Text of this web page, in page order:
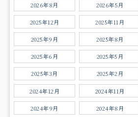
2026年8月 2026年5月
2025年12月 2025年11月
2025年9月 2025年8月
2025年6月 2025年5月
2025年3月 2025年2月
2024年12月 2024年11月
2024年9月 2024年8月